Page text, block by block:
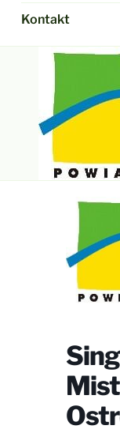
Kontakt